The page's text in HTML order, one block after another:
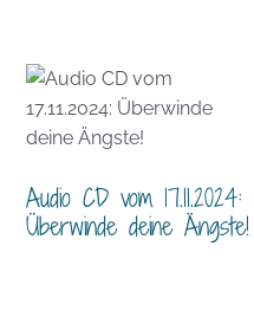
Audio CD vom 17.11.2024:
Überwinde deine Ängste!